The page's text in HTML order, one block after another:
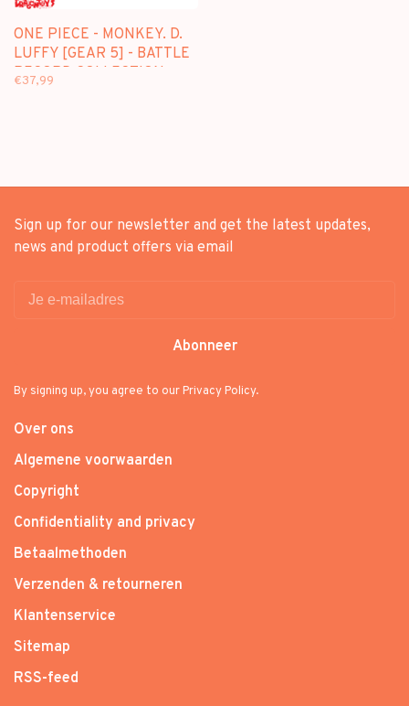
ONE PIECE - MONKEY. D.
LUFFY [GEAR 5] - BATTLE
RECORD COLLECTION
€37,99
Sign up for our newsletter and get the latest updates,
news and product offers via email
Abonneer
By signing up, you agree to our Privacy Policy.
Over ons
Algemene voorwaarden
Copyright
Confidentiality and privacy
Betaalmethoden
Verzenden & retourneren
Klantenservice
Sitemap
RSS-feed